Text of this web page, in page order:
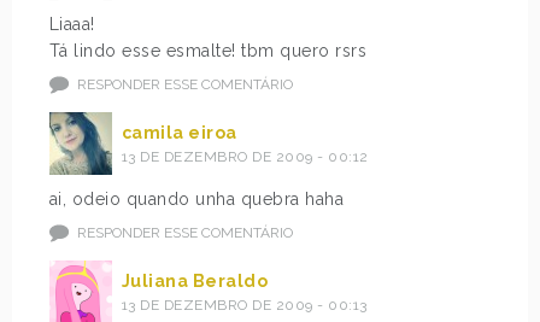
Liaaa!
Tá lindo esse esmalte! tbm quero rsrs
RESPONDER ESSE COMENTÁRIO
camila eiroa
13 DE DEZEMBRO DE 2009 - 00:12
ai, odeio quando unha quebra haha
RESPONDER ESSE COMENTÁRIO
Juliana Beraldo
13 DE DEZEMBRO DE 2009 - 00:13